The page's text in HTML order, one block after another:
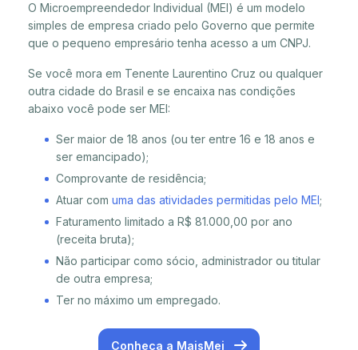
O Microempreendedor Individual (MEI) é um modelo
simples de empresa criado pelo Governo que permite
que o pequeno empresário tenha acesso a um CNPJ.
Se você mora em Tenente Laurentino Cruz ou qualquer
outra cidade do Brasil e se encaixa nas condições
abaixo você pode ser MEI:
Ser maior de 18 anos (ou ter entre 16 e 18 anos e
ser emancipado);
Comprovante de residência;
Atuar com uma das atividades permitidas pelo MEI;
Faturamento limitado a R$ 81.000,00 por ano
(receita bruta);
Não participar como sócio, administrador ou titular
de outra empresa;
Ter no máximo um empregado.
Conheça a MaisMei